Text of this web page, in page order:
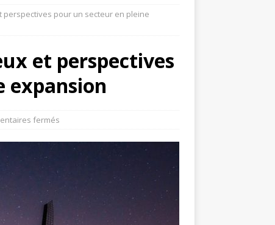
perspectives pour un secteur en pleine
et perspectives
expansion
fermés